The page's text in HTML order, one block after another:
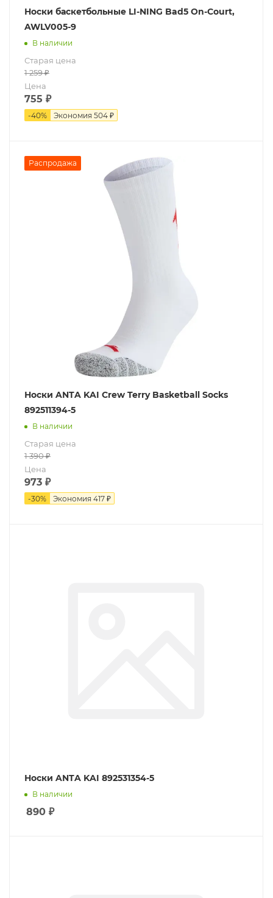
Носки баскетбольные LI-NING Bad5 On-Court,
AWLV005-9
В наличии
Старая цена
1 259₽
Цена
755 ₽
-40% Экономия 504 ₽
Распродажа
Носки ANTA KAI Crew Terry Basketball Socks
892511394-5
В наличии
Старая цена
1 390₽
Цена
973 ₽
-30% Экономия 417 ₽
Носки ANTA KAI 892531354-5
В наличии
890 ₽